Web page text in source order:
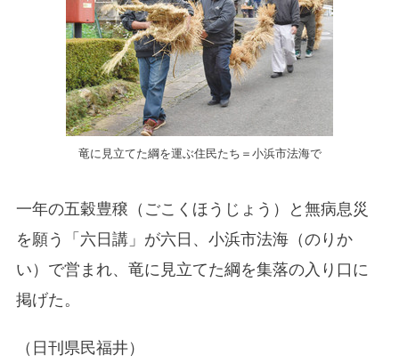
竜に見立てた綱を運ぶ住民たち＝小浜市法海で
一年の五穀豊穣（ごこくほうじょう）と無病息災
を願う「六日講」が六日、小浜市法海（のりか
い）で営まれ、竜に見立てた綱を集落の入り口に
掲げた。
（日刊県民福井）